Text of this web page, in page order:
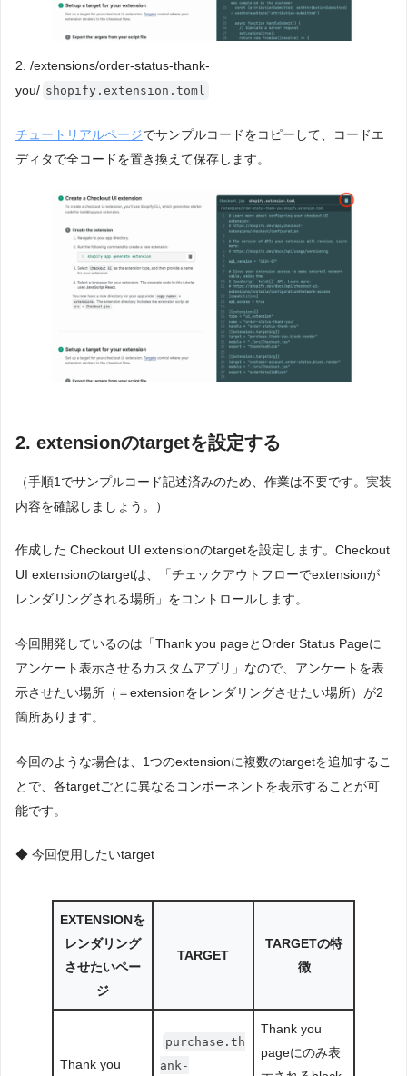
2. /extensions/order-status-thank-
you/ shopify.extension.toml
チュートリアルページでサンプルコードをコピーして、コードエ
ディタで全コードを置き換えて保存します。
2. extensionのtargetを設定する
（手順1でサンプルコード記述済みのため、作業は不要です。実装
内容を確認しましょう。）
作成した Checkout UI extensionのtargetを設定します。Checkout
UI extensionのtargetは、「チェックアウトフローでextensionが
レンダリングされる場所」をコントロールします。
今回開発しているのは「Thank you pageとOrder Status Pageに
アンケート表示させるカスタムアプリ」なので、アンケートを表
示させたい場所（＝extensionをレンダリングさせたい場所）が2
箇所あります。
今回のような場合は、1つのextensionに複数のtargetを追加するこ
とで、各targetごとに異なるコンポーネントを表示することが可
能です。
◆ 今回使用したいtarget
EXTENSIONを
レンダリング
させたいペー
ジ
TARGET
TARGETの特
徴
Thank you
purchase.th
ank-
Thank you
pageにのみ表